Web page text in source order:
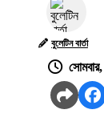
বুলেটিন বার্তা